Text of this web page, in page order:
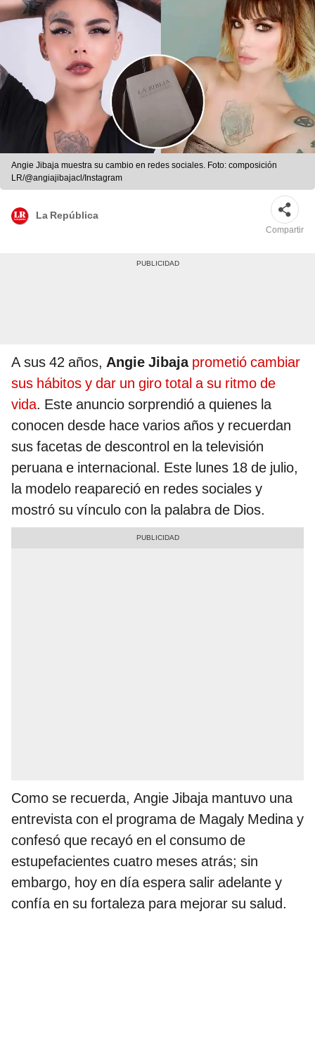
Angie Jibaja muestra su cambio en redes sociales. Foto: composición
LR/@angiajibajacl/Instagram
La República
Compartir
A sus 42 años, Angie Jibaja prometió cambiar
sus hábitos y dar un giro total a su ritmo de
vida. Este anuncio sorprendió a quienes la
conocen desde hace varios años y recuerdan
sus facetas de descontrol en la televisión
peruana e internacional. Este lunes 18 de julio,
la modelo reapareció en redes sociales y
mostró su vínculo con la palabra de Dios.
Como se recuerda, Angie Jibaja mantuvo una
entrevista con el programa de Magaly Medina y
confesó que recayó en el consumo de
estupefacientes cuatro meses atrás; sin
embargo, hoy en día espera salir adelante y
confía en su fortaleza para mejorar su salud.